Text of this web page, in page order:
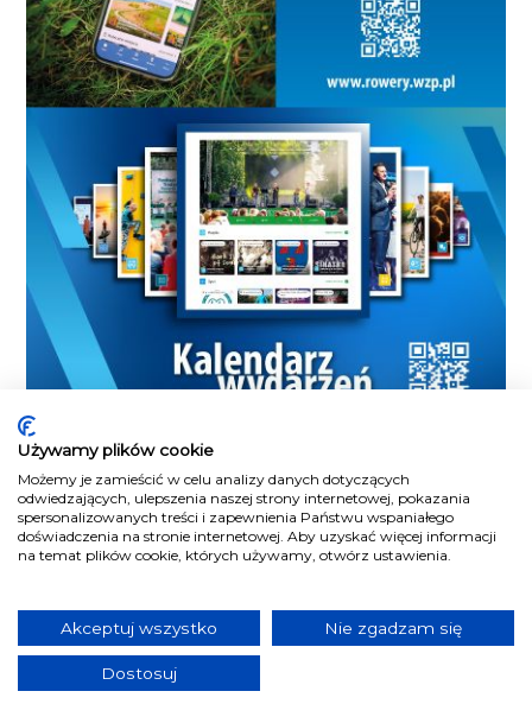
Używamy plików cookie
Możemy je zamieścić w celu analizy danych dotyczących
odwiedzających, ulepszenia naszej strony internetowej, pokazania
spersonalizowanych treści i zapewnienia Państwu wspaniałego
doświadczenia na stronie internetowej. Aby uzyskać więcej informacji
na temat plików cookie, których używamy, otwórz ustawienia.
Akceptuj wszystko Nie zgadzam się
Dostosuj